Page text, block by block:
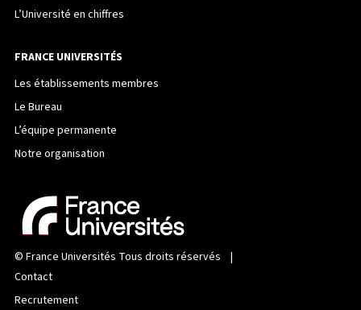
L’Université en chiffres
FRANCE UNIVERSITÉS
Les établissements membres
Le Bureau
L’équipe permanente
Notre organisation
© France Universités Tous droits réservés |
Contact
Recrutement